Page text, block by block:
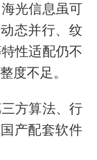
光信息虽可
态并行、纹
性适配仍不
度不足。
方算法、行
产配套软件